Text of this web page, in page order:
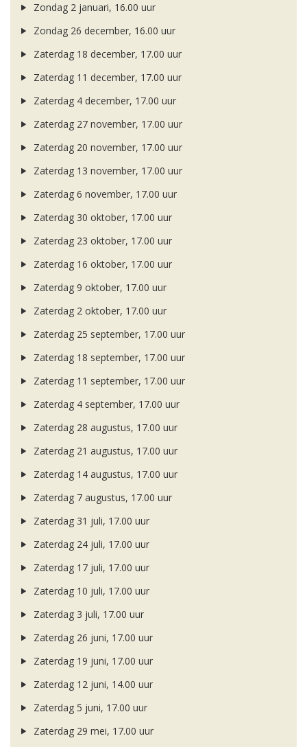
Zondag 2 januari, 16.00 uur
Zondag 26 december, 16.00 uur
Zaterdag 18 december, 17.00 uur
Zaterdag 11 december, 17.00 uur
Zaterdag 4 december, 17.00 uur
Zaterdag 27 november, 17.00 uur
Zaterdag 20 november, 17.00 uur
Zaterdag 13 november, 17.00 uur
Zaterdag 6 november, 17.00 uur
Zaterdag 30 oktober, 17.00 uur
Zaterdag 23 oktober, 17.00 uur
Zaterdag 16 oktober, 17.00 uur
Zaterdag 9 oktober, 17.00 uur
Zaterdag 2 oktober, 17.00 uur
Zaterdag 25 september, 17.00 uur
Zaterdag 18 september, 17.00 uur
Zaterdag 11 september, 17.00 uur
Zaterdag 4 september, 17.00 uur
Zaterdag 28 augustus, 17.00 uur
Zaterdag 21 augustus, 17.00 uur
Zaterdag 14 augustus, 17.00 uur
Zaterdag 7 augustus, 17.00 uur
Zaterdag 31 juli, 17.00 uur
Zaterdag 24 juli, 17.00 uur
Zaterdag 17 juli, 17.00 uur
Zaterdag 10 juli, 17.00 uur
Zaterdag 3 juli, 17.00 uur
Zaterdag 26 juni, 17.00 uur
Zaterdag 19 juni, 17.00 uur
Zaterdag 12 juni, 14.00 uur
Zaterdag 5 juni, 17.00 uur
Zaterdag 29 mei, 17.00 uur